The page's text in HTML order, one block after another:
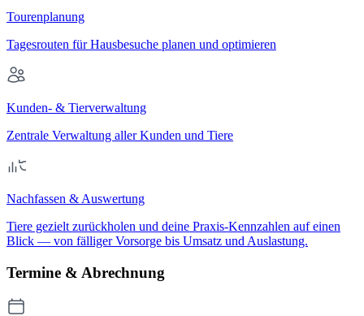
Tourenplanung
Tagesrouten für Hausbesuche planen und optimieren
Kunden- & Tierverwaltung
Zentrale Verwaltung aller Kunden und Tiere
Nachfassen & Auswertung
Tiere gezielt zurückholen und deine Praxis-Kennzahlen auf einen
Blick — von fälliger Vorsorge bis Umsatz und Auslastung.
Termine & Abrechnung